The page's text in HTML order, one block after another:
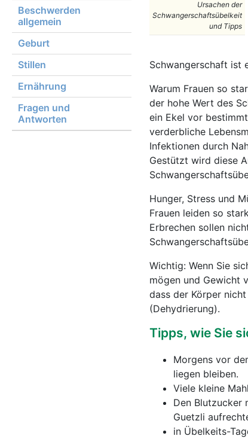
Beschwerden
allgemein
Geburt
Stillen
Ernährung
Fragen und
Antworten
Ursachen der
Schwangerschaftsübelkeit
und Tipps
Schwangerschaft ist
Warum Frauen so
der hohe Wert des
ein Ekel vor
verderbliche
Infektionen durch
Gestützt wird diese
Hunger, Stress und
Frauen leiden so
Erbrechen sollen
Wichtig: Wenn Sie
mögen und Gewicht
dass der Körper
(Dehydrierung).
Tipps, wie Sie
Morgens vor
liegen bleiben.
Viele kleine
Den Blutzucker
Guetzli
in Übelkeits-